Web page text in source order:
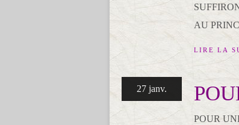
AU
LIRE LA
27 janv.
POUR